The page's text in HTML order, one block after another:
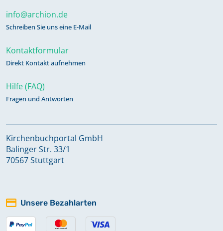
info@archion.de
Schreiben Sie uns eine E-Mail
Kontaktformular
Direkt Kontakt aufnehmen
Hilfe (FAQ)
Fragen und Antworten
Kirchenbuchportal GmbH
Balinger Str. 33/1
70567 Stuttgart
Unsere Bezahlarten